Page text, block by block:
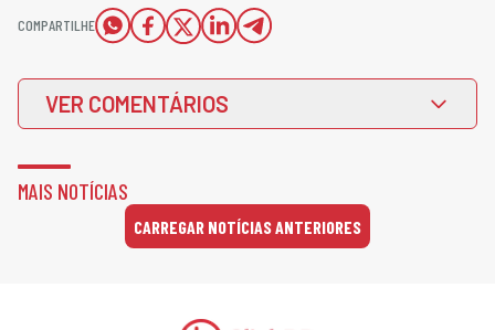
COMPARTILHE
VER COMENTÁRIOS
MAIS NOTÍCIAS
CARREGAR NOTÍCIAS ANTERIORES